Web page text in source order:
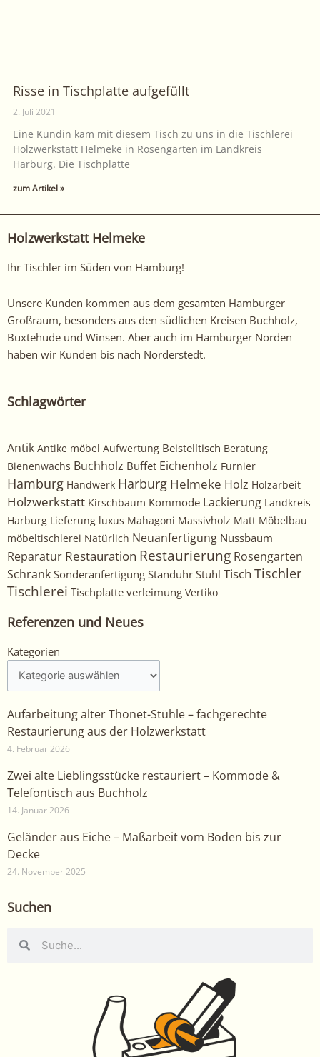
Risse in Tischplatte aufgefüllt
2. Juli 2021
Eine Kundin kam mit diesem Tisch zu uns in die Tischlerei
Holzwerkstatt Helmeke in Rosengarten im Landkreis
Harburg. Die Tischplatte
zum Artikel »
Holzwerkstatt Helmeke
Ihr Tischler im Süden von Hamburg!
Unsere Kunden kommen aus dem gesamten Hamburger
Großraum, besonders aus den südlichen Kreisen Buchholz,
Buxtehude und Winsen. Aber auch im Hamburger Norden
haben wir Kunden bis nach Norderstedt.
Schlagwörter
Antik Antike möbel Aufwertung Beistelltisch Beratung
Bienenwachs Buchholz Buffet Eichenholz Furnier
Hamburg Handwerk Harburg Helmeke Holz Holzarbeit
Holzwerkstatt Kirschbaum Kommode Lackierung Landkreis
Harburg Lieferung luxus Mahagoni Massivholz Matt Möbelbau
möbeltischlerei Natürlich Neuanfertigung Nussbaum
Reparatur Restauration Restaurierung Rosengarten
Schrank Sonderanfertigung Standuhr Stuhl Tisch Tischler
Tischlerei Tischplatte verleimung Vertiko
Referenzen und Neues
Kategorien
Kategorien
Aufarbeitung alter Thonet-Stühle – fachgerechte
Restaurierung aus der Holzwerkstatt
4. Februar 2026
Zwei alte Lieblingsstücke restauriert – Kommode &
Telefontisch aus Buchholz
14. Januar 2026
Geländer aus Eiche – Maßarbeit vom Boden bis zur
Decke
24. November 2025
Suchen